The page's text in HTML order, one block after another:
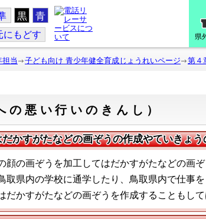
黒 青
にもどす 県
担当 子ども向け 青少年健全育成じょうれいページ 第４
の悪い行いのきんし）
かすがたなどの画ぞうの作成やていきょう
顔の画ぞうを加工してはだかすがたなどの画ぞ
取県内の学校に通学したり、鳥取県内で仕事
だかすがたなどの画ぞうを作成することもして